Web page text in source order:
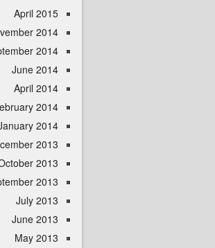
April 2015
2014
2014
June 2014
April 2014
2014
2014
2013
2013
2013
July 2013
June 2013
May 2013